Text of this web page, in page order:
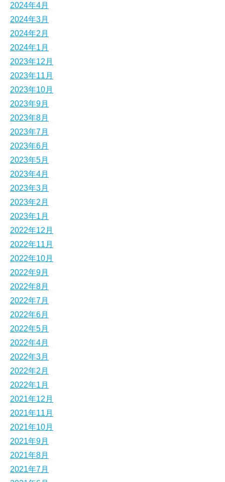
2024年4月
2024年3月
2024年2月
2024年1月
2023年12月
2023年11月
2023年10月
2023年9月
2023年8月
2023年7月
2023年6月
2023年5月
2023年4月
2023年3月
2023年2月
2023年1月
2022年12月
2022年11月
2022年10月
2022年9月
2022年8月
2022年7月
2022年6月
2022年5月
2022年4月
2022年3月
2022年2月
2022年1月
2021年12月
2021年11月
2021年10月
2021年9月
2021年8月
2021年7月